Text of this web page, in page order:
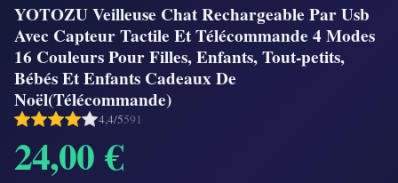
YOTOZU Veilleuse Chat Rechargeable Par Usb
Avec Capteur Tactile Et Télécommande 4 Modes
16 Couleurs Pour Filles, Enfants, Tout-petits,
Bébés Et Enfants Cadeaux De
Noël(Télécommande)
4,4/5591
24,00 €